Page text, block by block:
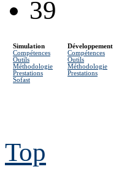
39
Simulation
Compétences
Outils
Méthodologie
Prestations
Sofast
Développement
Compétences
Outils
Méthodologie
Prestations
Top